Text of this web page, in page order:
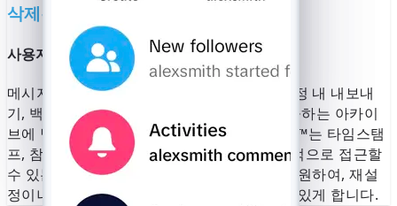
자동으로 감지 중입니다.
나요?
6자리 코드 입력
SMS 재전송 59:49 전화 걸기
삭제된 채팅
사용자 데이터 소스에서 복구 가능한 내용 확인
메시지가 삭제되거나 만료된 경우, 복구는 계정 내 내보내
기, 백업, 동기화된 기기 또는 플랫폼에서 제공하는 아카이
브에 남아 있는 내용에 따라 달라집니다. HPS™는 타임스탬
프, 참여자, 사용 가능한 미디어 참조 등 합법적으로 접근할
수 있는 내용을 정리하고 검색할 수 있도록 지원하여, 재설
정이나 기기 변경 후에도 상황을 재구성할 수 있게 합니다.